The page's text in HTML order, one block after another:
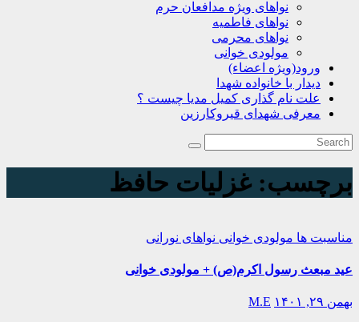
نواهای ویژه مدافعان حرم
نواهای فاطمیه
نواهای محرمی
مولودی خوانی
ورود(ویژه اعضاء)
دیدار با خانواده شهدا
علت نام گذاری کمیل مدیا چیست ؟
معرفی شهدای قیروکارزین
برچسب: غزلیات حافظ
مناسبت ها مولودی خوانی نواهای نورانی
عید مبعث رسول اکرم(ص) + مولودی خوانی
بهمن ۲۹, ۱۴۰۱ M.E